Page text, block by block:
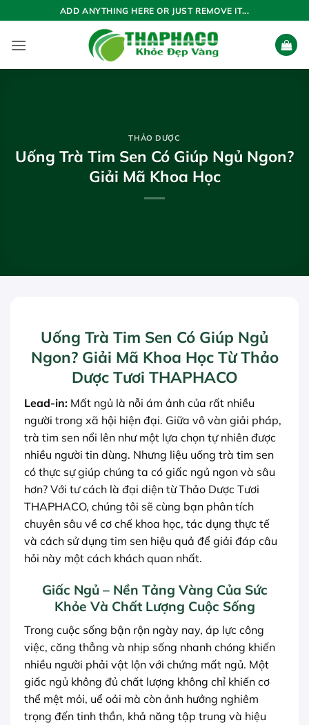
qua
nội
ADD ANYTHING HERE OR JUST REMOVE IT...
THẢO DƯỢC
Uống Trà Tim Sen Có Giúp Ngủ Ngon?
Giải Mã Khoa Học
Uống Trà Tim Sen Có Giúp Ngủ
Ngon? Giải Mã Khoa Học Từ Thảo
Dược Tươi THAPHACO
Lead-in: Mất ngủ là nỗi ám ảnh của rất nhiều
người trong xã hội hiện đại. Giữa vô vàn giải pháp,
trà tim sen nổi lên như một lựa chọn tự nhiên được
nhiều người tin dùng. Nhưng liệu uống trà tim sen
có thực sự giúp chúng ta có giấc ngủ ngon và sâu
hơn? Với tư cách là đại diện từ Thảo Dược Tươi
THAPHACO, chúng tôi sẽ cùng bạn phân tích
chuyên sâu về cơ chế khoa học, tác dụng thực tế
và cách sử dụng tim sen hiệu quả để giải đáp câu
hỏi này một cách khách quan nhất.
Giấc Ngủ – Nền Tảng Vàng Của Sức
Khỏe Và Chất Lượng Cuộc Sống
Trong cuộc sống bận rộn ngày nay, áp lực công
việc, căng thẳng và nhịp sống nhanh chóng khiến
nhiều người phải vật lộn với chứng mất ngủ. Một
giấc ngủ không đủ chất lượng không chỉ khiến cơ
thể mệt mỏi, uể oải mà còn ảnh hưởng nghiêm
trọng đến tinh thần, khả năng tập trung và hiệu